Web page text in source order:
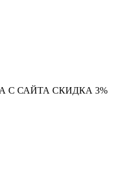
С САЙТА СКИДКА 3%